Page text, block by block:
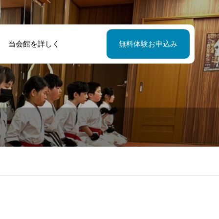
当会館を詳しく 無料体験お申込み